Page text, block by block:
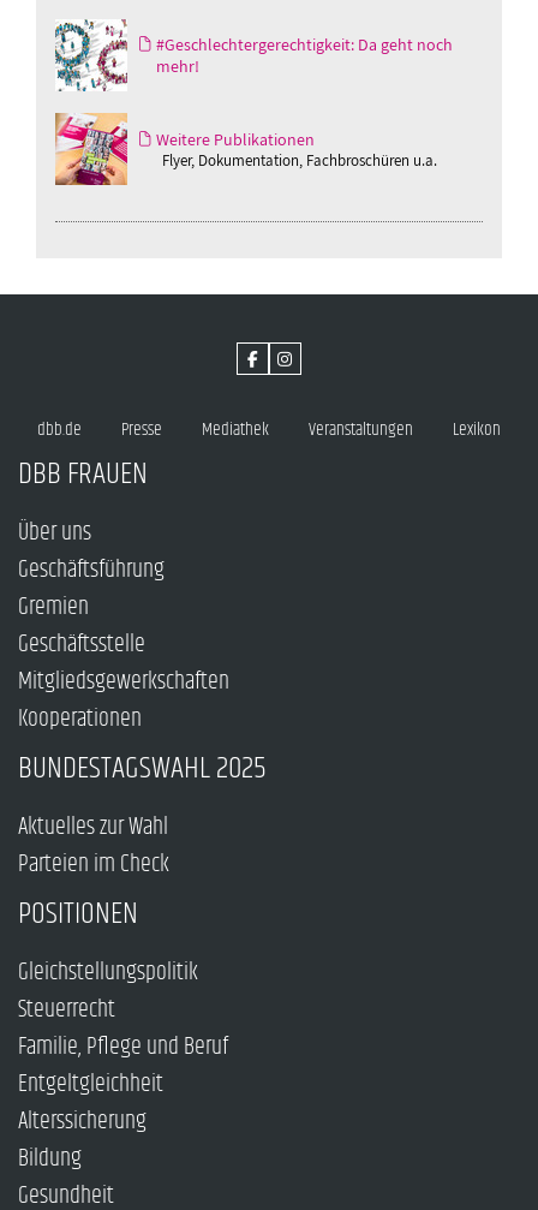
#Geschlechtergerechtigkeit: Da geht noch
mehr!
Weitere Publikationen
Flyer, Dokumentation, Fachbroschüren u.a.
dbb.de Presse Mediathek Veranstaltungen Lexikon
DBB FRAUEN
Über uns
Geschäftsführung
Gremien
Geschäftsstelle
Mitgliedsgewerkschaften
Kooperationen
BUNDESTAGSWAHL 2025
Aktuelles zur Wahl
Parteien im Check
POSITIONEN
Gleichstellungspolitik
Steuerrecht
Familie, Pflege und Beruf
Entgeltgleichheit
Alterssicherung
Bildung
Gesundheit